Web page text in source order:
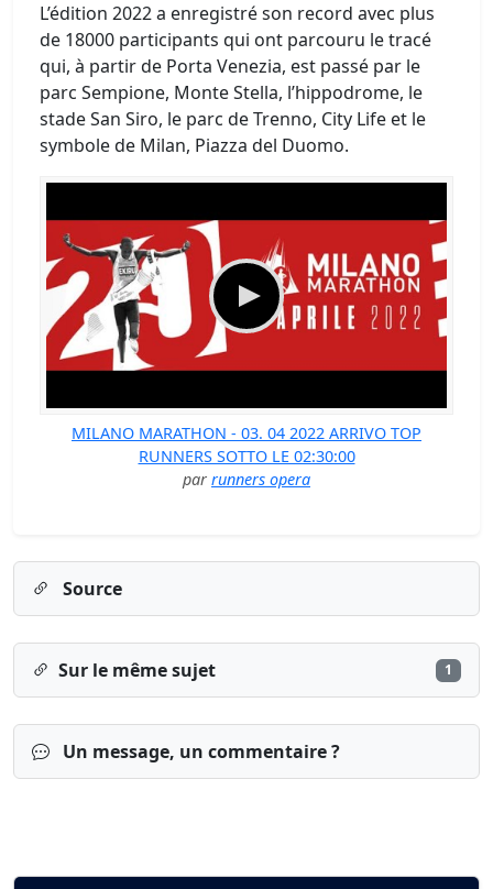
L’édition 2022 a enregistré son record avec plus
de 18000 participants qui ont parcouru le tracé
qui, à partir de Porta Venezia, est passé par le
parc Sempione, Monte Stella, l’hippodrome, le
stade San Siro, le parc de Trenno, City Life et le
symbole de Milan, Piazza del Duomo.
MILANO MARATHON - 03. 04 2022 ARRIVO TOP
RUNNERS SOTTO LE 02:30:00
par runners opera
Source
Sur le même sujet 1
Un message, un commentaire ?